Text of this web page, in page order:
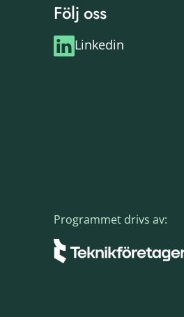
Följ oss
Linkedin
Programmet drivs av: